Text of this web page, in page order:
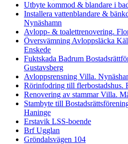
Utbyte kommod & blandare i
Installera vattenblandare &
Nynäshamn
Avlopp- & toalettrenovering.
Översvämning Avloppsläcka
Enskede
Fuktskada Badrum
Gustavsberg
Avloppsrensning Villa.
Rörinfodring till flerbostadshus.
Renovering av stammar Villa.
Stambyte till
Haninge
Erstavik LSS-boende
Brf Ugglan
Gröndalsvägen 104